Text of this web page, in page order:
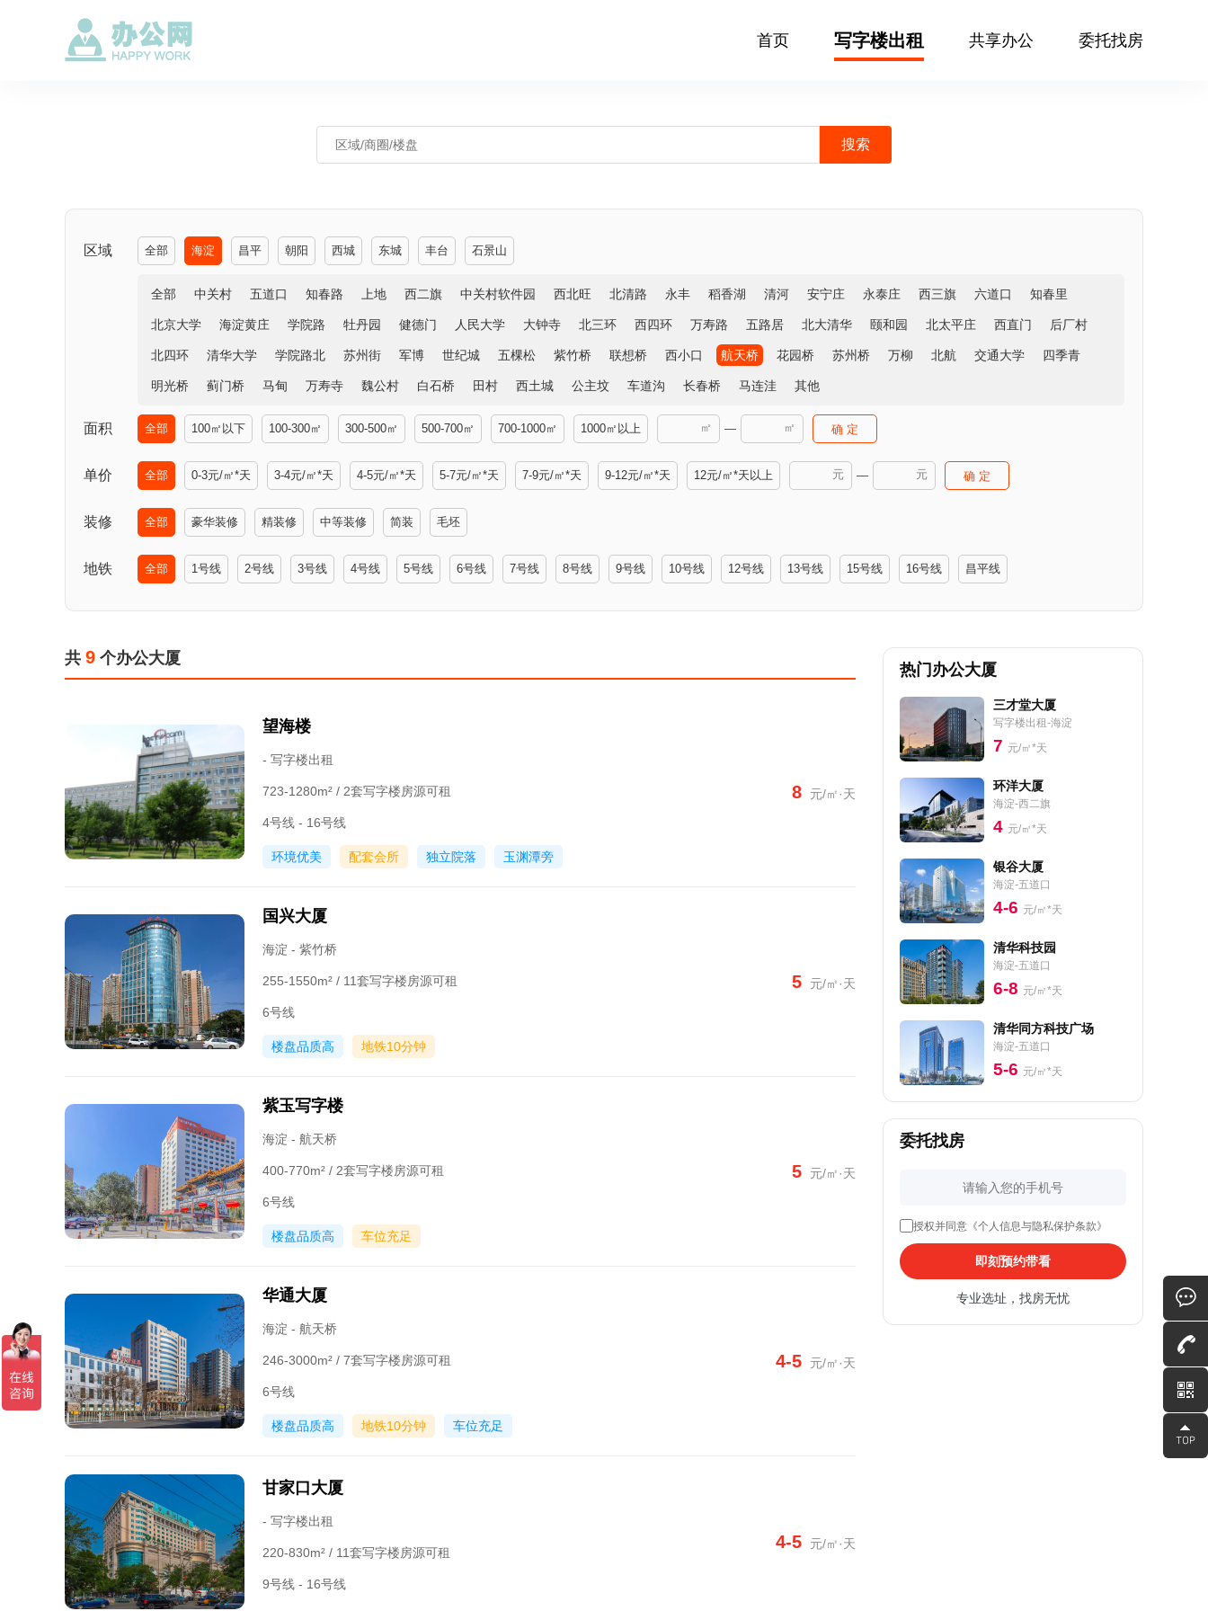
首页 写字楼出租 共享办公 委托找房
区域 全部 海淀 昌平 朝阳 西城 东城 丰台 石景山
全部 中关村 五道口 知春路 上地 西二旗 中关村软件园 西北旺 北清路 永丰 稻香湖 清河 安宁庄 永泰庄 西三旗 六道口 知春里
北京大学 海淀黄庄 学院路 牡丹园 健德门 人民大学 大钟寺 北三环 西四环 万寿路 五路居 北大清华 颐和园 北太平庄 西直门 后厂村
北四环 清华大学 学院路北 苏州街 军博 世纪城 五棵松 紫竹桥 联想桥 西小口 航天桥 花园桥 苏州桥 万柳 北航 交通大学 四季青
明光桥 蓟门桥 马甸 万寿寺 魏公村 白石桥 田村 西土城 公主坟 车道沟 长春桥 马连洼 其他
面积 全部 100㎡以下 100-300㎡ 300-500㎡ 500-700㎡ 700-1000㎡ 1000㎡以上 ㎡ — ㎡ 确 定
单价 全部 0-3元/㎡*天 3-4元/㎡*天 4-5元/㎡*天 5-7元/㎡*天 7-9元/㎡*天 9-12元/㎡*天 12元/㎡*天以上 元 — 元 确 定
装修 全部 豪华装修 精装修 中等装修 简装 毛坯
地铁 全部 1号线 2号线 3号线 4号线 5号线 6号线 7号线 8号线 9号线 10号线 12号线 13号线 15号线 16号线 昌平线
共 9 个办公大厦
望海楼
- 写字楼出租
723-1280m² / 2套写字楼房源可租
4号线 - 16号线
环境优美 配套会所 独立院落 玉渊潭旁
8 元/㎡·天
国兴大厦
海淀 - 紫竹桥
255-1550m² / 11套写字楼房源可租
6号线
楼盘品质高 地铁10分钟
5 元/㎡·天
紫玉写字楼
海淀 - 航天桥
400-770m² / 2套写字楼房源可租
6号线
楼盘品质高 车位充足
5 元/㎡·天
华通大厦
海淀 - 航天桥
246-3000m² / 7套写字楼房源可租
6号线
楼盘品质高 地铁10分钟 车位充足
4-5 元/㎡·天
甘家口大厦
- 写字楼出租
220-830m² / 11套写字楼房源可租
9号线 - 16号线
4-5 元/㎡·天
热门办公大厦
三才堂大厦
写字楼出租-海淀
7 元/㎡*天
环洋大厦
海淀-西二旗
4 元/㎡*天
银谷大厦
海淀-五道口
4-6 元/㎡*天
清华科技园
海淀-五道口
6-8 元/㎡*天
清华同方科技广场
海淀-五道口
5-6 元/㎡*天
委托找房
授权并同意《个人信息与隐私保护条款》
即刻预约带看
专业选址，找房无忧